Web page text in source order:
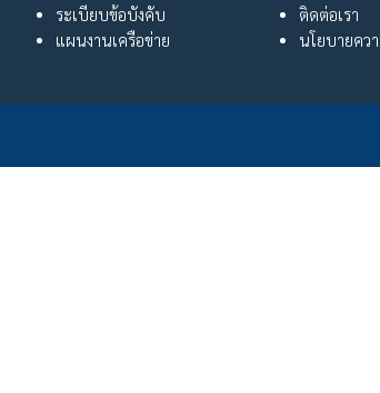
ระเบียบข้อบังคับ
แผนงานเครือข่าย
ติดต่อเรา
นโยบายคว